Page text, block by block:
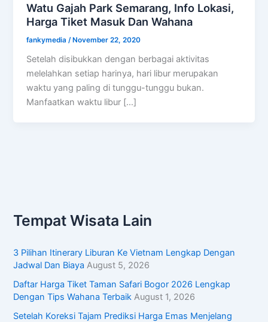
Watu Gajah Park Semarang, Info Lokasi,
Harga Tiket Masuk Dan Wahana
fankymedia /November 22, 2020
Setelah disibukkan dengan berbagai aktivitas
melelahkan setiap harinya, hari libur merupakan
waktu yang paling di tunggu-tunggu bukan.
Manfaatkan waktu libur […]
Tempat Wisata Lain
3 Pilihan Itinerary Liburan Ke Vietnam Lengkap Dengan
Jadwal Dan Biaya August 5, 2026
Daftar Harga Tiket Taman Safari Bogor 2026 Lengkap
Dengan Tips Wahana Terbaik August 1, 2026
Setelah Koreksi Tajam Prediksi Harga Emas Menjelang